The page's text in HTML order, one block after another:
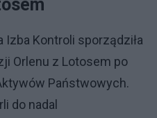
Izba Kontroli sporządziła
Orlenu z Lotosem po
Państwowych.
do nadal